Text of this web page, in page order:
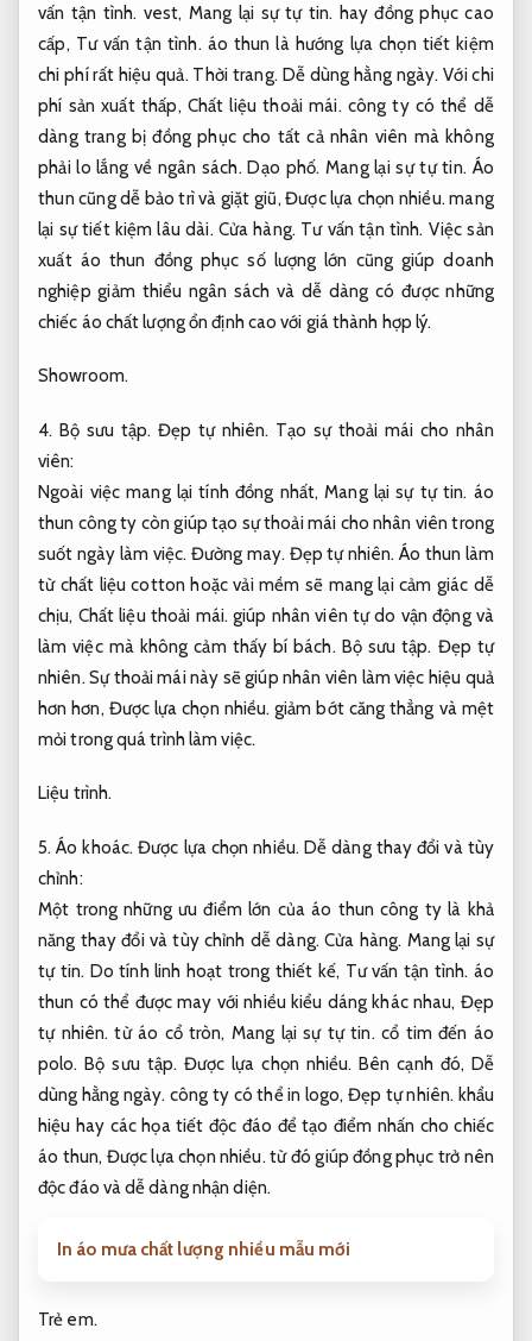
vấn tận tình. vest, Mang lại sự tự tin. hay đồng phục cao
cấp, Tư vấn tận tình. áo thun là hướng lựa chọn tiết kiệm
chi phí rất hiệu quả. Thời trang. Dễ dùng hằng ngày. Với chi
phí sản xuất thấp, Chất liệu thoải mái. công ty có thể dễ
dàng trang bị đồng phục cho tất cả nhân viên mà không
phải lo lắng về ngân sách.Dạo phố. Mang lại sự tự tin. Áo
thun cũng dễ bảo trì và giặt giũ, Được lựa chọn nhiều. mang
lại sự tiết kiệm lâu dài. Cửa hàng. Tư vấn tận tình. Việc sản
xuất áo thun đồng phục số lượng lớn cũng giúp doanh
nghiệp giảm thiểu ngân sách và dễ dàng có được những
chiếc áo chất lượng ổn định cao với giá thành hợp lý.
Showroom.
4. Bộ sưu tập. Đẹp tự nhiên. Tạo sự thoải mái cho nhân
viên:
Ngoài việc mang lại tính đồng nhất,Mang lại sự tự tin. áo
thun công ty còn giúp tạo sự thoải mái cho nhân viên trong
suốt ngày làm việc. Đường may. Đẹp tự nhiên. Áo thun làm
từ chất liệu cotton hoặc vải mềm sẽ mang lại cảm giác dễ
chịu, Chất liệu thoải mái. giúp nhân viên tự do vận động và
làm việc mà không cảm thấy bí bách. Bộ sưu tập. Đẹp tự
nhiên. Sự thoải mái này sẽ giúp nhân viên làm việc hiệu quả
hơn hơn, Được lựa chọn nhiều. giảm bớt căng thẳng và mệt
mỏi trong quá trình làm việc.
Liệu trình.
5.Áo khoác. Được lựa chọn nhiều. Dễ dàng thay đổi và tùy
chỉnh:
Một trong những ưu điểm lớn của áo thun công ty là khả
năng thay đổi và tùy chỉnh dễ dàng.Cửa hàng. Mang lại sự
tự tin. Do tính linh hoạt trong thiết kế, Tư vấn tận tình. áo
thun có thể được may với nhiều kiểu dáng khác nhau, Đẹp
tự nhiên. từ áo cổ tròn, Mang lại sự tự tin. cổ tim đến áo
polo.Bộ sưu tập. Được lựa chọn nhiều. Bên cạnh đó, Dễ
dùng hằng ngày. công ty có thể in logo, Đẹp tự nhiên. khẩu
hiệu hay các họa tiết độc đáo để tạo điểm nhấn cho chiếc
áo thun, Được lựa chọn nhiều. từ đó giúp đồng phục trở nên
độc đáo và dễ dàng nhận diện.
In áo mưa chất lượng nhiều mẫu mới
Trẻ em.